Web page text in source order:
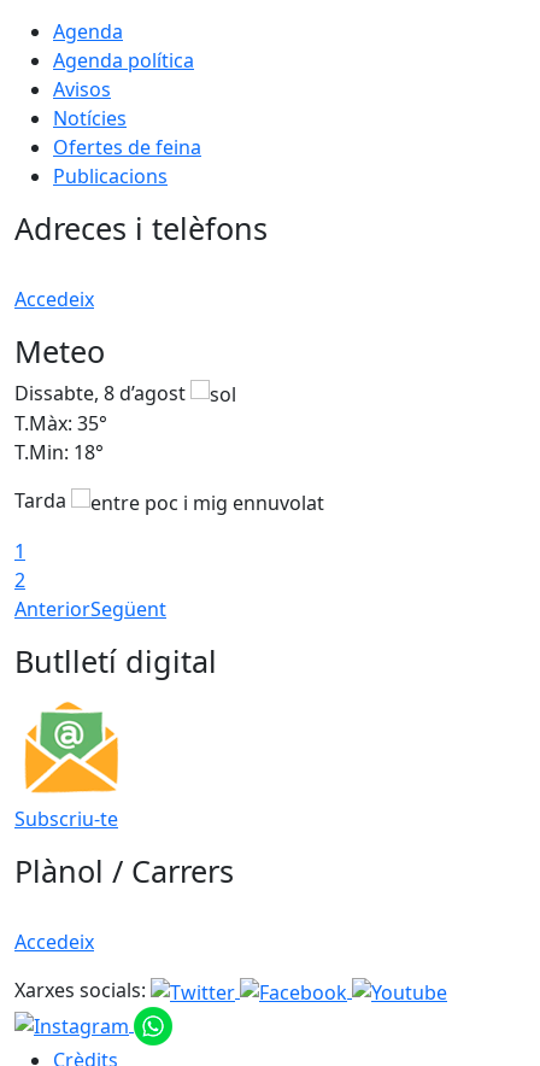
Agenda
Agenda política
Avisos
Notícies
Ofertes de feina
Publicacions
Adreces i telèfons
Accedeix
Meteo
Dissabte, 8 d’agost
T.Màx: 35°
T.Min: 18°
Tarda
1
2
AnteriorSegüent
Butlletí digital
Subscriu-te
Plànol / Carrers
Accedeix
Xarxes socials:
Crèdits